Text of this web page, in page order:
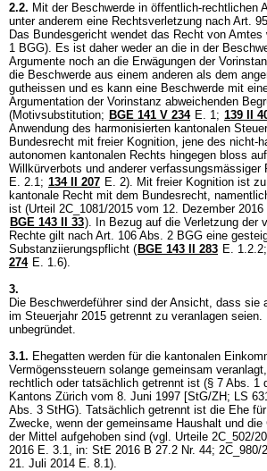
2.2. Mit der Beschwerde in öffentlich-rechtlichen
unter anderem eine Rechtsverletzung nach Art.
Das Bundesgericht wendet das Recht von Amtes
1 BGG). Es ist daher weder an die in der
Argumente noch an die Erwägungen der
die Beschwerde aus einem anderen als dem
gutheissen und es kann eine Beschwerde mit
Argumentation der Vorinstanz abweichenden
(Motivsubstitution; BGE 141 V 234 E. 1; 139 II
Anwendung des harmonisierten kantonalen
Bundesrecht mit freier Kognition, jene des nicht-
autonomen kantonalen Rechts hingegen bloss
Willkürverbots und anderer verfassungsmässiger
E. 2.1; 134 II 207 E. 2). Mit freier Kognition ist
kantonale Recht mit dem Bundesrecht,
ist (Urteil 2C_1081/2015 vom 12. Dezember
BGE 143 II 33). In Bezug auf die Verletzung der
Rechte gilt nach Art. 106 Abs. 2 BGG eine
Substanziierungspflicht ( BGE 143 II 283 E. 1.2.2;
274 E. 1.6).
3.
Die Beschwerdeführer sind der Ansicht, dass sie
im Steuerjahr 2015 getrennt zu veranlagen
unbegründet.
3.1. Ehegatten werden für die kantonalen
Vermögenssteuern solange gemeinsam
rechtlich oder tatsächlich getrennt ist (§ 7 Abs. 1
Kantons Zürich vom 8. Juni 1997 [StG/ZH; LS
Abs. 3 StHG). Tatsächlich getrennt ist die Ehe
Zwecke, wenn der gemeinsame Haushalt und
der Mittel aufgehoben sind (vgl. Urteile 2C_502/
2016 E. 3.1, in: StE 2016 B 27.2 Nr. 44; 2C_980/
21. Juli 2014 E. 8.1).